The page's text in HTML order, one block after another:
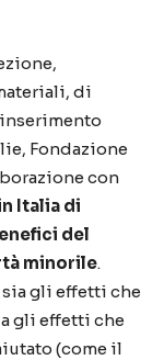
di
Fondazione
con
Italia di
del
minorile.
gli effetti che
gli effetti che
(come il